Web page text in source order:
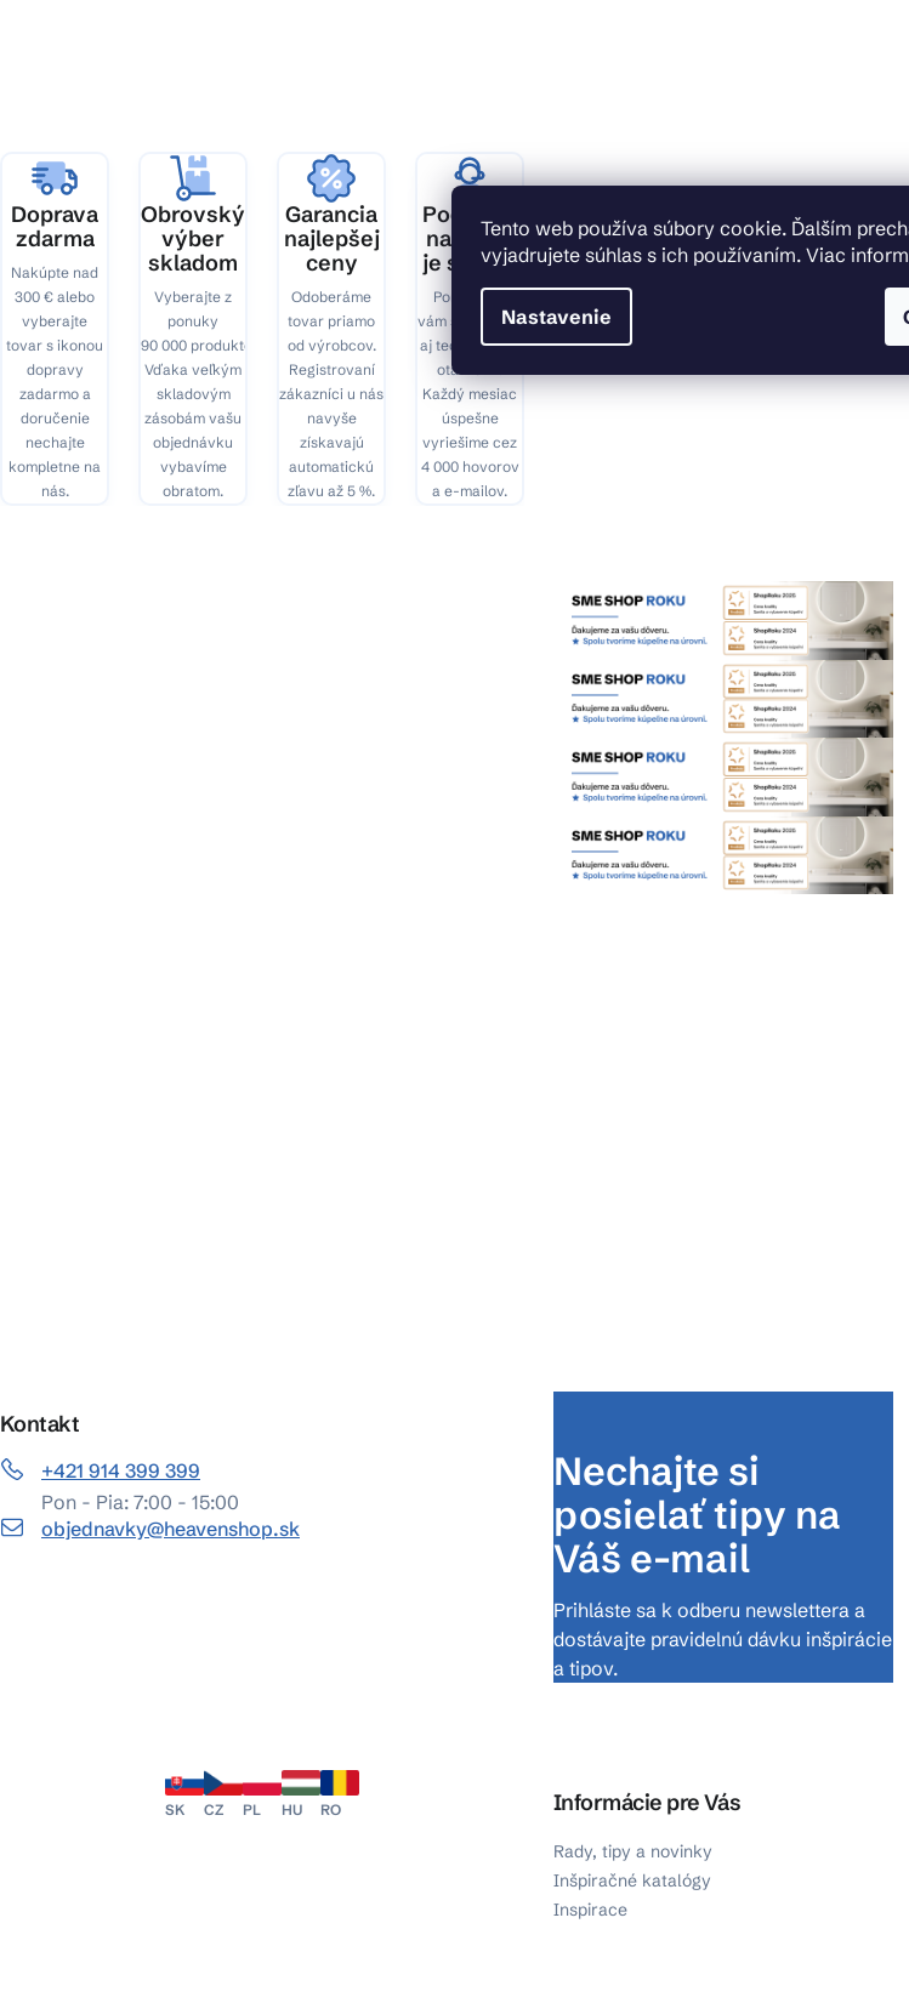
Tento web používa súbory cookie. Ďalším
vyjadrujete súhlas s ich používaním. Viac
Nastavenie
Doprava
zdarma
Nakúpte nad
300 € alebo
vyberajte
tovar s ikonou
dopravy
zadarmo a
doručenie
nechajte
kompletne na
nás.
Obrovský
výber
skladom
Vyberajte z
ponuky
90 000 produktov.
Vďaka veľkým
skladovým
zásobám vašu
objednávku
vybavíme
obratom.
Garancia
najlepšej
ceny
Odoberáme
tovar priamo
od výrobcov.
Registrovaní
zákazníci u nás
navyše
získavajú
automatickú
zľavu až 5 %.
Podpora,
na ktorú
je spoľah
Pomôžeme
vám s výberom
aj technickými
otázkami.
Každý mesiac
úspešne
vyriešime cez
4 000 hovorov
a e-mailov.
Kontakt
+421 914 399 399
Pon - Pia: 7:00 - 15:00
objednavky@heavenshop.sk
Nechajte si
posielať tipy na
Váš e-mail
Prihláste sa k odberu newslettera a
dostávajte pravidelnú dávku inšpirácie
a tipov.
SK CZ PL HU RO Informácie pre Vás
Rady, tipy a novinky
Inšpiračné katalógy
Inspirace